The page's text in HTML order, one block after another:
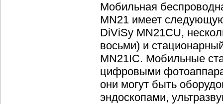
Мобильная
MN21 имеет
DiViSy MN21CU,
восьми) и
MN21IC. Мобильные
цифровыми
они могут быть
эндоскопами,